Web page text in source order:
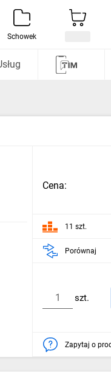
Schowek
Cena:
11 szt.
Porównaj
szt.
Zapytaj o